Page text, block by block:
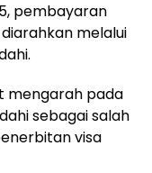
pembayaran
melalui
mengarah pada
sebagai salah
visa